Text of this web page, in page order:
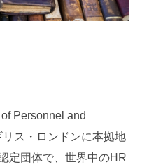
Personnel and
ス・ロンドンに本拠地
定団体で、世界中のHR